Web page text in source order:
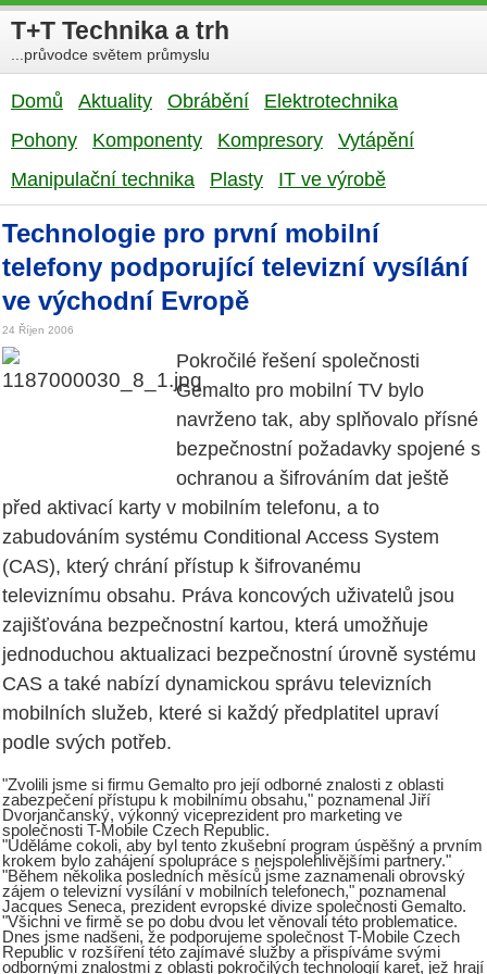
T+T Technika a trh
...průvodce světem průmyslu
Domů Aktuality Obrábění
Elektrotechnika
Pohony
Komponenty Kompresory
Vytápění
Manipulační technika
Plasty IT ve výrobě
Technologie pro první mobilní
telefony podporující televizní vysílání
ve východní Evropě
24 Říjen 2006
Pokročilé řešení společnosti
Gemalto pro mobilní TV bylo
navrženo tak, aby splňovalo přísné
bezpečnostní požadavky spojené s
ochranou a šifrováním dat ještě
před aktivací karty v mobilním telefonu, a to
zabudováním systému Conditional Access System
(CAS), který chrání přístup k šifrovanému
televiznímu obsahu. Práva koncových uživatelů jsou
zajišťována bezpečnostní kartou, která umožňuje
jednoduchou aktualizaci bezpečnostní úrovně systému
CAS a také nabízí dynamickou správu televizních
mobilních služeb, které si každý předplatitel upraví
podle svých potřeb.
"Zvolili jsme si firmu Gemalto pro její odborné znalosti z oblasti
zabezpečení přístupu k mobilnímu obsahu," poznamenal Jiří
Dvorjančanský, výkonný viceprezident pro marketing ve
společnosti T-Mobile Czech Republic.
"Uděláme cokoli, aby byl tento zkušební program úspěšný a prvním
krokem bylo zahájení spolupráce s nejspolehlivějšími partnery."
"Během několika posledních měsíců jsme zaznamenali obrovský
zájem o televizní vysílání v mobilních telefonech," poznamenal
Jacques Seneca, prezident evropské divize společnosti Gemalto.
"Všichni ve firmě se po dobu dvou let věnovali této problematice.
Dnes jsme nadšeni, že podporujeme společnost T-Mobile Czech
Republic v rozšíření této zajímavé služby a přispíváme svými
odbornými znalostmi z oblasti pokročilých technologií karet, jež hrají